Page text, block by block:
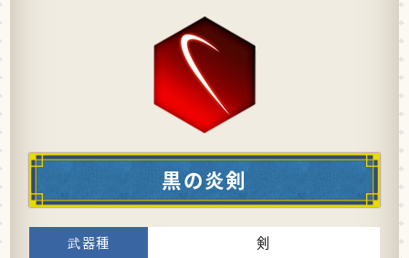
黒の炎剣
剣